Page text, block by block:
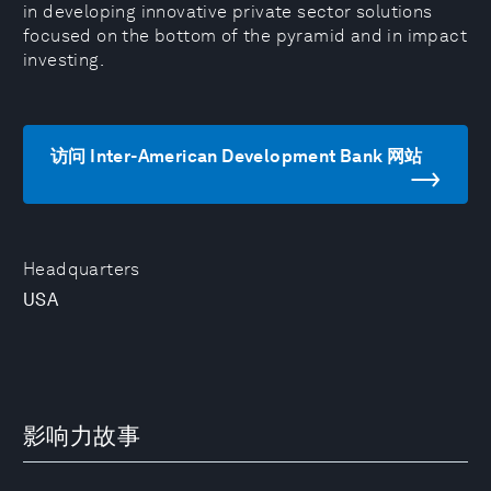
Headquarters
USA
in developing innovative private sector solutions
focused on the bottom of the pyramid and in impact
investing.
访问 Inter-American Development Bank 网站
影响力故事